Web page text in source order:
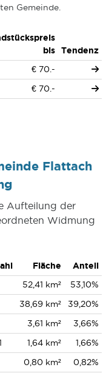
Gemeinde.
bis
Tendenz
€ 70.-
€ 70.-
Flattach
Aufteilung der
Widmung
Fläche
Anteil
52,41 km²
53,10%
38,69 km²
39,20%
3,61 km²
3,66%
1,64 km²
1,66%
0,80 km² 0,82%